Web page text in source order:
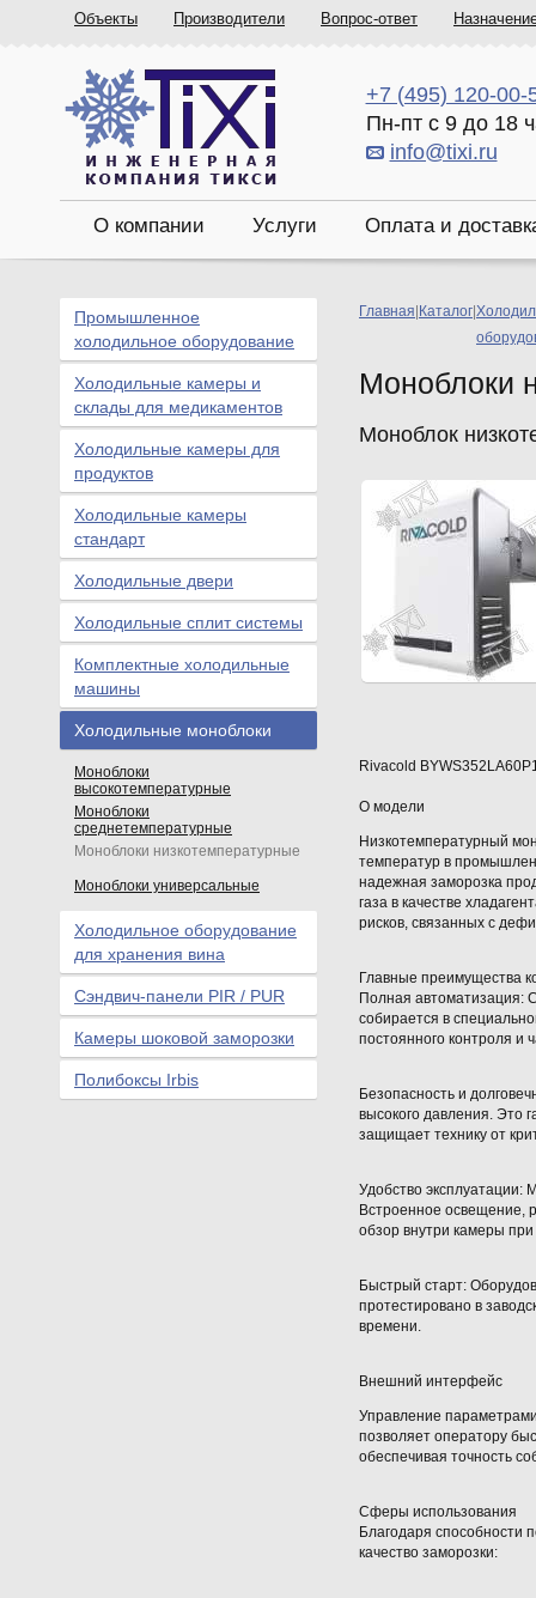
Объекты Производители Вопрос-ответ
+7 (495) 120-00-
Пн-пт с 9 до 18
info@tixi.ru
О компании Услуги Оплата и
Главная Каталог
Моноблоки
Моноблок
Rivacold
О модели
Низкотемпературный
температур в
надежная заморозка
газа в качестве
рисков, связанных с
Главные преимущества
Полная автоматизация:
собирается в
постоянного контроля и
Безопасность и
высокого давления. Это
защищает технику от
Удобство эксплуатации:
Встроенное освещение,
обзор внутри камеры
Быстрый старт:
протестировано в
времени.
Внешний интерфейс
Управление
позволяет оператору
обеспечивая точность
Сферы использования
Благодаря способности
качество заморозки:
Промышленное
холодильное оборудование
Холодильные камеры и
склады для медикаментов
Холодильные камеры для
продуктов
Холодильные камеры
стандарт
Холодильные двери
Холодильные сплит системы
Комплектные холодильные
машины
Холодильные моноблоки
Моноблоки
высокотемпературные
Моноблоки
среднетемпературные
Моноблоки низкотемпературные
Моноблоки универсальные
Холодильное оборудование
для хранения вина
Сэндвич-панели PIR / PUR
Камеры шоковой заморозки
Полибоксы Irbis